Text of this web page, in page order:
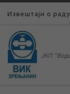
Skip to content
Извештаји о раду
ЈКП